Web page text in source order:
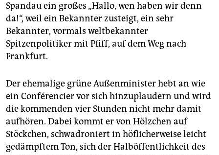
verlag
veranstaltungen
shop
unterstützen
abo
genossenschaft
epaper login
Spandau ein großes „Hallo, wen haben wir denn
da!“, weil ein Bekannter zusteigt, ein sehr
Bekannter, vormals weltbekannter
Spitzenpolitiker mit Pfiff, auf dem Weg nach
Frankfurt.
Der ehemalige grüne Außenminister hebt an wie
ein Conférencier vor sich hinzuplaudern und wird
die kommenden vier Stunden nicht mehr damit
aufhören. Dabei kommt er von Hölzchen auf
Stöckchen, schwadroniert in höflicherweise leicht
gedämpftem Ton, sich der Halb­öffentlichkeit des